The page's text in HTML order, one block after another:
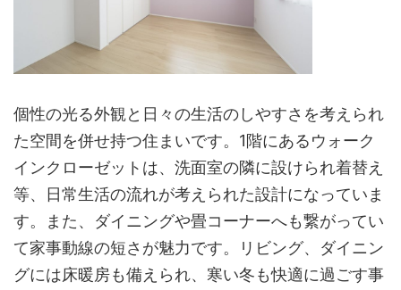
個性の光る外観と日々の生活のしやすさを考えられ
た空間を併せ持つ住まいです。1階にあるウォーク
インクローゼットは、洗面室の隣に設けられ着替え
等、日常生活の流れが考えられた設計になっていま
す。また、ダイニングや畳コーナーへも繋がってい
て家事動線の短さが魅力です。リビング、ダイニン
グには床暖房も備えられ、寒い冬も快適に過ごす事